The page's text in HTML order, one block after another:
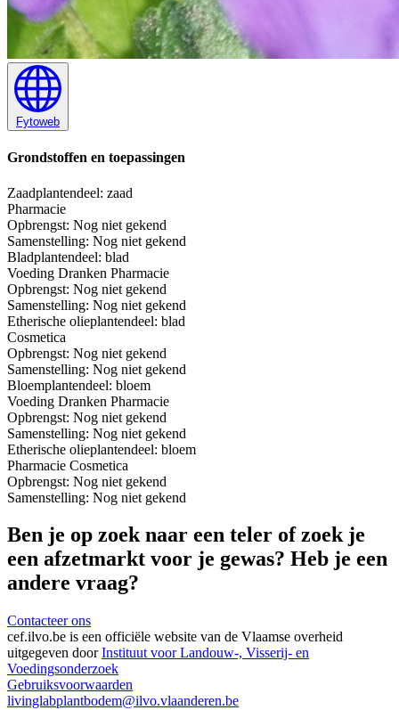
Fytoweb
Grondstoffen en toepassingen
Zaadplantendeel: zaad
Pharmacie
Opbrengst: Nog niet gekend
Samenstelling: Nog niet gekend
Bladplantendeel: blad
Voeding Dranken Pharmacie
Opbrengst: Nog niet gekend
Samenstelling: Nog niet gekend
Etherische olieplantendeel: blad
Cosmetica
Opbrengst: Nog niet gekend
Samenstelling: Nog niet gekend
Bloemplantendeel: bloem
Voeding Dranken Pharmacie
Opbrengst: Nog niet gekend
Samenstelling: Nog niet gekend
Etherische olieplantendeel: bloem
Pharmacie Cosmetica
Opbrengst: Nog niet gekend
Samenstelling: Nog niet gekend
Ben je op zoek naar een teler of zoek je
een afzetmarkt voor je gewas? Heb je een
andere vraag?
Contacteer ons
cef.ilvo.be is een officiële website van de Vlaamse overheid
uitgegeven doorInstituut voor Landouw-, Visserij- en
Voedingsonderzoek
Gebruiksvoorwaarden
livinglabplantbodem@ilvo.vlaanderen.be